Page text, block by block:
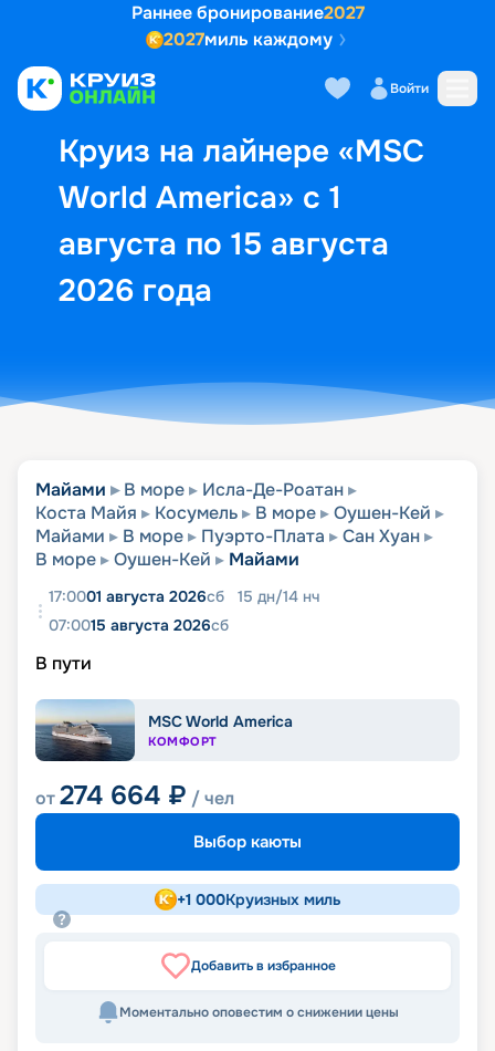
Раннее бронирование2027
2027миль каждому
Войти
Круиз на лайнере «MSC
World America» с 1
августа по 15 августа
2026 года
Выбор кают Маршрут и
Майами В море
Исла-Де-Роатан
Коста Майя
Косумель В море
Оушен-Кей
Майами
В море Пуэрто-Плата
Сан Хуан
В море
Оушен-Кей Майами
17:0001 августа 2026сб 15 дн/14 нч
07:0015 августа 2026сб
В пути
MSC World America
КОМФОРТ
от274 664 ₽ / чел
Выбор каюты
+1 000Круизных миль
Добавить в избранное
Моментально оповестим о снижении цены